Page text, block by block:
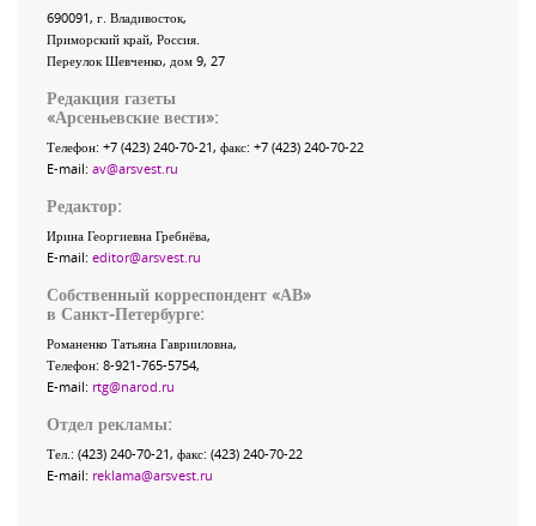
690091, г. Владивосток,
Приморский край, Россия
Переулок Шевченко, дом 9, 27
Редакция газеты
«Арсеньевские вести»:
Телефон: +7 (423) 240-70-21, факс: +7 (423) 240-70-22
E-mail: av@arsvest.ru
Редактор:
Ирина Георгиевна Гребнёва,
E-mail: editor@arsvest.ru
Собственный корреспондент «АВ»
в Санкт-Петербурге:
Романенко Татьяна Гаврииловна,
Телефон: 8-921-765-5754,
E-mail: rtg@narod.ru
Отдел рекламы:
Тел.: (423) 240-70-21, факс: (423) 240-70-22
E-mail: reklama@arsvest.ru